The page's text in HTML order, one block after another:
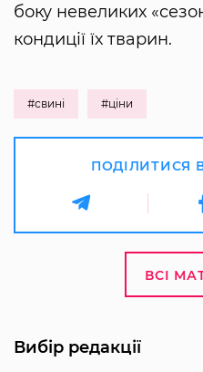
боку невеликих
кондиції їх тварин.
#свині #ціни
ПОДІЛИТИСЯ
ВСІ
Вибір редакції